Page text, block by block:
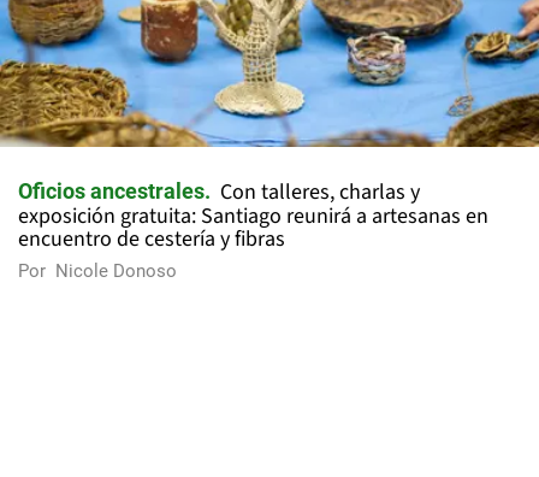
Oficios ancestrales
Con talleres, charlas y
exposición gratuita: Santiago reunirá a artesanas en
encuentro de cestería y fibras
Por Nicole Donoso